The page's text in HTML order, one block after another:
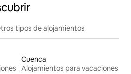
tipos de alojamientos
Cuenca
Alojamientos para vacaciones